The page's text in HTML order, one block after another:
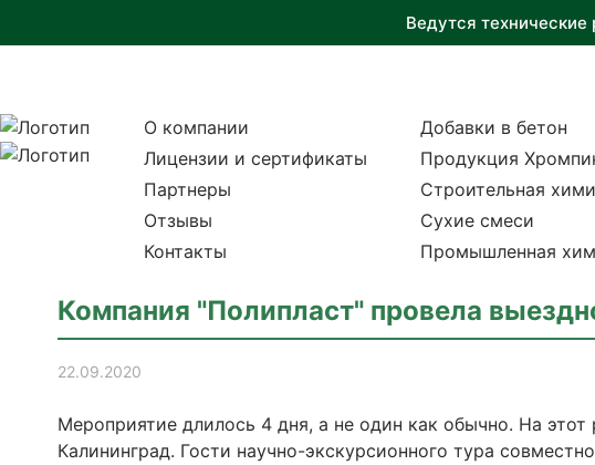
Ведутся
О компании
Лицензии и сертификаты
Партнеры
Отзывы
Контакты
Добавки в бетон
Продукция
Строительная
Сухие смеси
Промышленная
Компания "Полипласт" провела
22.09.2020
Мероприятие длилось 4 дня, а не один как обычно. На
Калининград. Гости научно-экскурсионного тура